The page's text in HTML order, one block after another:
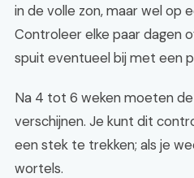
in de volle zon, maar wel op
Controleer elke paar dagen
spuit eventueel bij met een
Na 4 tot 6 weken moeten
verschijnen. Je kunt dit
een stek te trekken; als je
wortels.